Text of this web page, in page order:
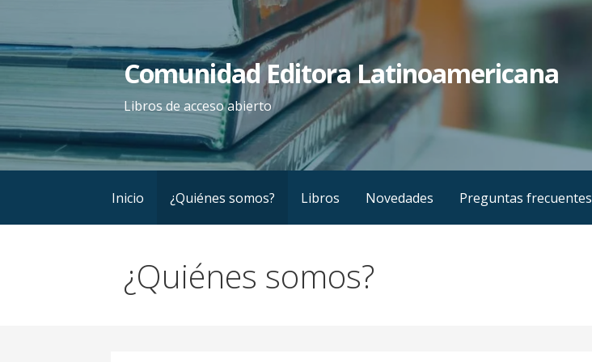
contenido
Comunidad Editora Latinoamericana
Libros de acceso abierto
Inicio ¿Quiénes somos? Libros Novedades Preguntas frecuentes
¿Quiénes somos?